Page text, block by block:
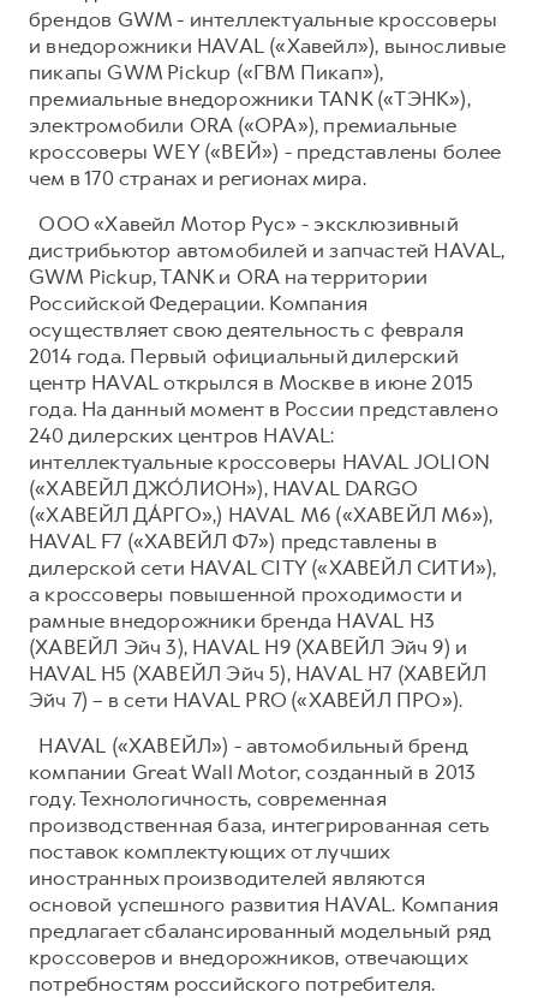
брендов GWM - интеллектуальные кроссоверы
и внедорожники HAVAL («Хавейл»), выносливые
пикапы GWM Pickup («ГВМ Пикап»),
премиальные внедорожники TANK («ТЭНК»),
электромобили ORA («ОРА»), премиальные
кроссоверы WEY («ВЕЙ») - представлены более
чем в 170 странах и регионах мира.
ООО «Хавейл Мотор Рус» - эксклюзивный
дистрибьютор автомобилей и запчастей HAVAL,
GWM Pickup, TANK и ORA на территории
Российской Федерации. Компания
осуществляет свою деятельность с февраля
2014 года. Первый официальный дилерский
центр HAVAL открылся в Москве в июне 2015
года. На данный момент в России представлено
240 дилерских центров HAVAL:
интеллектуальные кроссоверы HAVAL JOLION
(«ХАВЕЙЛ ДЖО́ЛИОН»), HAVAL DARGO
(«ХАВЕЙЛ ДА́РГО»,) HAVAL М6 («ХАВЕЙЛ M6»),
HAVAL F7 («ХАВЕЙЛ Ф7») представлены в
дилерской сети HAVAL CITY («ХАВЕЙЛ СИТИ»),
а кроссоверы повышенной проходимости и
рамные внедорожники бренда HAVAL H3
(ХАВЕЙЛ Эйч 3), HAVAL H9 (ХАВЕЙЛ Эйч 9) и
HAVAL H5 (ХАВЕЙЛ Эйч 5), HAVAL H7 (ХАВЕЙЛ
Эйч 7) – в сети HAVAL PRO («ХАВЕЙЛ ПРО»).
HAVAL («ХАВЕЙЛ») - автомобильный бренд
компании Great Wall Motor, созданный в 2013
году. Технологичность, современная
производственная база, интегрированная сеть
поставок комплектующих от лучших
иностранных производителей являются
основой успешного развития HAVAL. Компания
предлагает сбалансированный модельный ряд
кроссоверов и внедорожников, отвечающих
потребностям российского потребителя.